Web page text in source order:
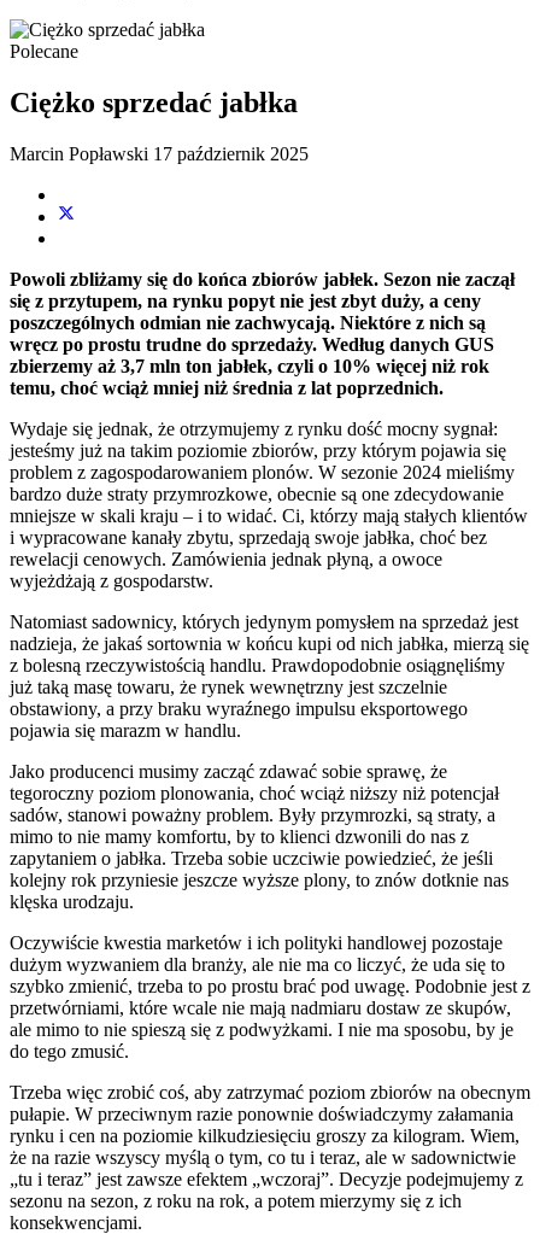
Polecane
Ciężko sprzedać jabłka
Marcin Popławski 17 październik 2025
Powoli zbliżamy się do końca zbiorów jabłek. Sezon nie zaczął
się z przytupem, na rynku popyt nie jest zbyt duży, a ceny
poszczególnych odmian nie zachwycają. Niektóre z nich są
wręcz po prostu trudne do sprzedaży. Według danych GUS
zbierzemy aż 3,7 mln ton jabłek, czyli o 10% więcej niż rok
temu, choć wciąż mniej niż średnia z lat poprzednich.
Wydaje się jednak, że otrzymujemy z rynku dość mocny sygnał:
jesteśmy już na takim poziomie zbiorów, przy którym pojawia się
problem z zagospodarowaniem plonów. W sezonie 2024 mieliśmy
bardzo duże straty przymrozkowe, obecnie są one zdecydowanie
mniejsze w skali kraju – i to widać. Ci, którzy mają stałych klientów
i wypracowane kanały zbytu, sprzedają swoje jabłka, choć bez
rewelacji cenowych. Zamówienia jednak płyną, a owoce
wyjeżdżają z gospodarstw.
Natomiast sadownicy, których jedynym pomysłem na sprzedaż jest
nadzieja, że jakaś sortownia w końcu kupi od nich jabłka, mierzą się
z bolesną rzeczywistością handlu. Prawdopodobnie osiągnęliśmy
już taką masę towaru, że rynek wewnętrzny jest szczelnie
obstawiony, a przy braku wyraźnego impulsu eksportowego
pojawia się marazm w handlu.
Jako producenci musimy zacząć zdawać sobie sprawę, że
tegoroczny poziom plonowania, choć wciąż niższy niż potencjał
sadów, stanowi poważny problem. Były przymrozki, są straty, a
mimo to nie mamy komfortu, by to klienci dzwonili do nas z
zapytaniem o jabłka. Trzeba sobie uczciwie powiedzieć, że jeśli
kolejny rok przyniesie jeszcze wyższe plony, to znów dotknie nas
klęska urodzaju.
Oczywiście kwestia marketów i ich polityki handlowej pozostaje
dużym wyzwaniem dla branży, ale nie ma co liczyć, że uda się to
szybko zmienić, trzeba to po prostu brać pod uwagę. Podobnie jest z
przetwórniami, które wcale nie mają nadmiaru dostaw ze skupów,
ale mimo to nie spieszą się z podwyżkami. I nie ma sposobu, by je
do tego zmusić.
Trzeba więc zrobić coś, aby zatrzymać poziom zbiorów na obecnym
pułapie. W przeciwnym razie ponownie doświadczymy załamania
rynku i cen na poziomie kilkudziesięciu groszy za kilogram. Wiem,
że na razie wszyscy myślą o tym, co tu i teraz, ale w sadownictwie
„tu i teraz” jest zawsze efektem „wczoraj”. Decyzje podejmujemy z
sezonu na sezon, z roku na rok, a potem mierzymy się z ich
konsekwencjami.